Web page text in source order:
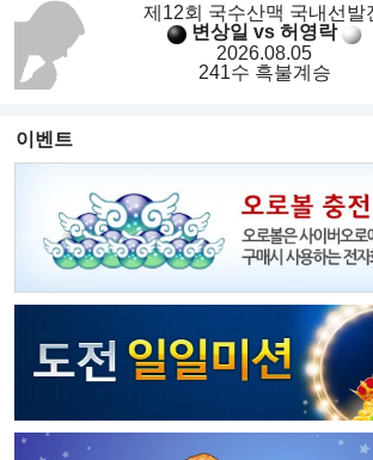
제12회 국수산맥 국내선발
변상일 vs 허영락
2026.08.05
241수 흑불계승
이벤트